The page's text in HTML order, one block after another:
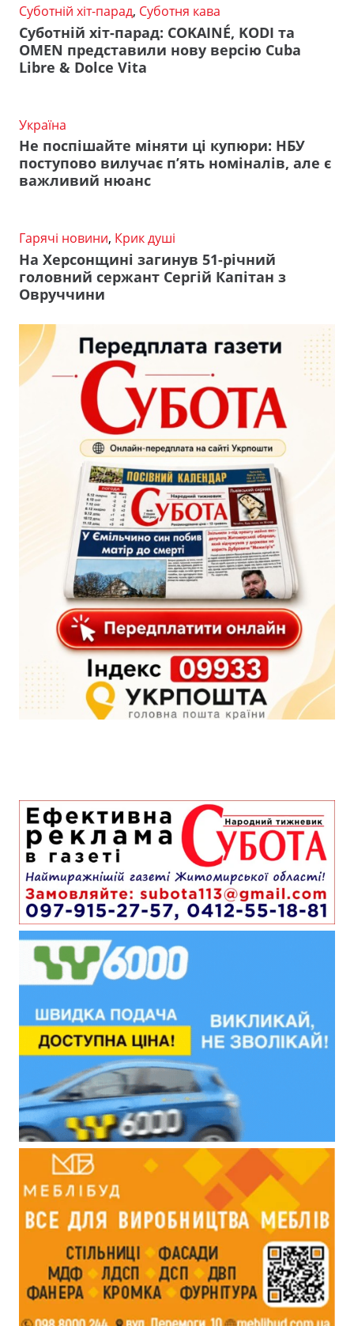
Суботній хіт-парад, Суботня кава
Суботній хіт-парад: COKAINÉ, KODI та
OMEN представили нову версію Cuba
Libre & Dolce Vita
Україна
Не поспішайте міняти ці купюри: НБУ
поступово вилучає п’ять номіналів, але є
важливий нюанс
Гарячі новини, Крик душі
На Херсонщині загинув 51-річний
головний сержант Сергій Капітан з
Овруччини